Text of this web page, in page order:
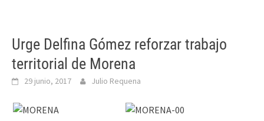
Urge Delfina Gómez reforzar trabajo
territorial de Morena
29 junio, 2017 Julio Requena